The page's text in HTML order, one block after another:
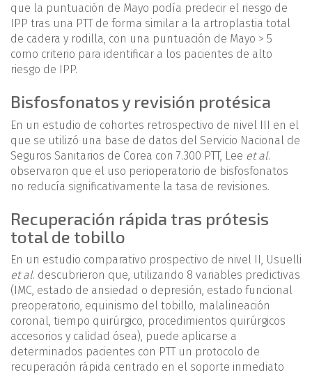
que la puntuación de Mayo podía predecir el riesgo de
IPP tras una PTT de forma similar a la artroplastia total
de cadera y rodilla, con una puntuación de Mayo > 5
como criterio para identificar a los pacientes de alto
riesgo de IPP.
Bisfosfonatos y revisión protésica
En un estudio de cohortes retrospectivo de nivel III en el
que se utilizó una base de datos del Servicio Nacional de
Seguros Sanitarios de Corea con 7.300 PTT, Lee et al.
observaron que el uso perioperatorio de bisfosfonatos
no reducía significativamente la tasa de revisiones.
Recuperación rápida tras prótesis
total de tobillo
En un estudio comparativo prospectivo de nivel II, Usuelli
et al. descubrieron que, utilizando 8 variables predictivas
(IMC, estado de ansiedad o depresión, estado funcional
preoperatorio, equinismo del tobillo, malalineación
coronal, tiempo quirúrgico, procedimientos quirúrgicos
accesorios y calidad ósea), puede aplicarse a
determinados pacientes con PTT un protocolo de
recuperación rápida centrado en el soporte inmediato